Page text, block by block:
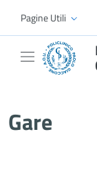
Skip to Main Content
Pagine Utili
Gare